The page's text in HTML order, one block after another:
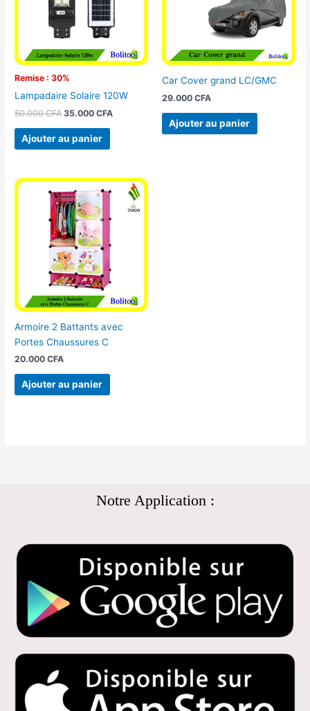
Remise : 30%
Lampadaire Solaire 120W
50.000CFA 35.000CFA
Ajouter au panier
Car Cover grand LC/GMC
29.000 CFA
Ajouter au panier
Armoire 2 Battants avec
Portes Chaussures C
20.000CFA
Ajouter au panier
Notre Application :